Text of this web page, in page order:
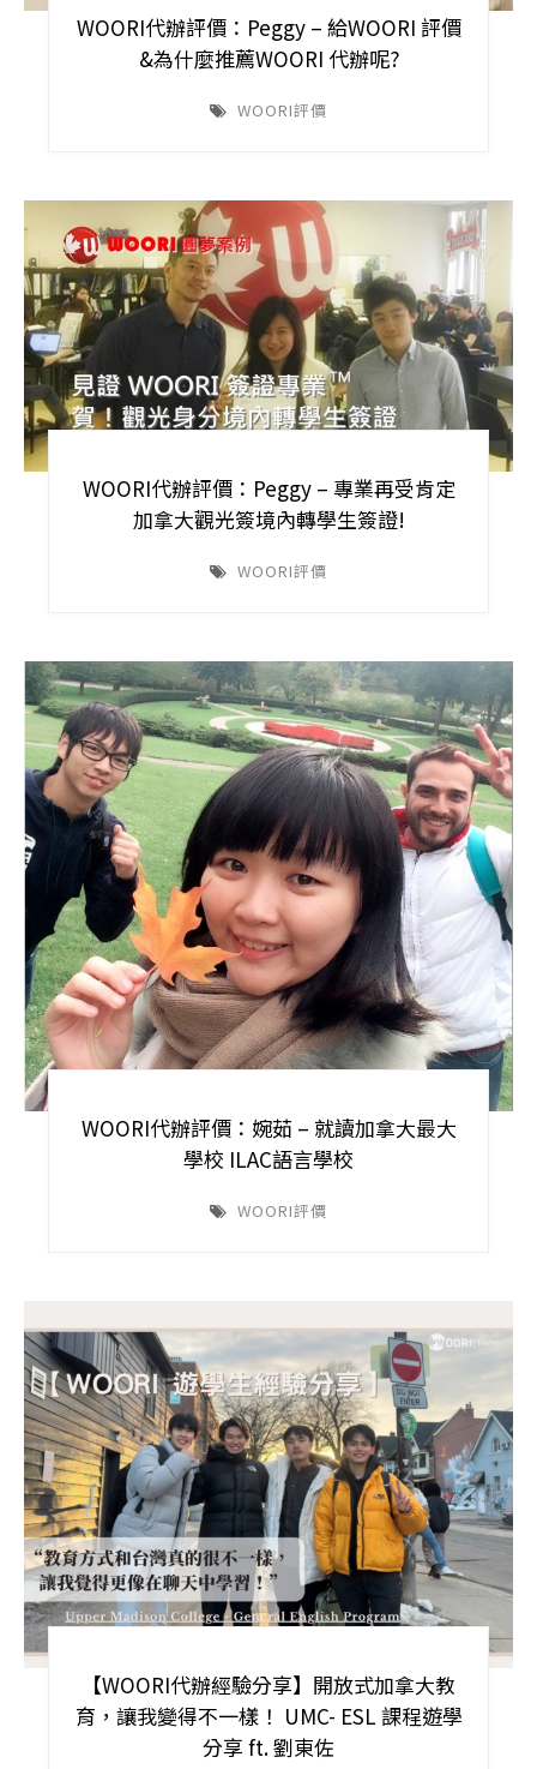
WOORI代辦評價：Peggy – 給WOORI 評價
&為什麼推薦WOORI 代辦呢?
WOORI評價
WOORI代辦評價：Peggy – 專業再受肯定
加拿大觀光簽境內轉學生簽證!
WOORI評價
WOORI代辦評價：婉茹 – 就讀加拿大最大
學校 ILAC語言學校
WOORI評價
【WOORI代辦經驗分享】開放式加拿大教
育，讓我變得不一樣！ UMC- ESL 課程遊學
分享 ft. 劉東佐